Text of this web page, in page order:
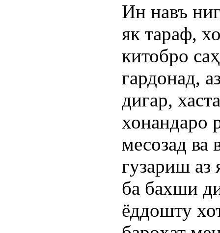
Ин навъ
як тараф,
китобро
гардонад,
дигар,
хонандаро
месозад ва
гузариш аз
ба бахши
ёддошту